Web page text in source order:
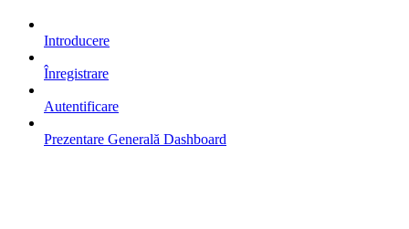
Introducere
Înregistrare
Autentificare
Prezentare Generală Dashboard